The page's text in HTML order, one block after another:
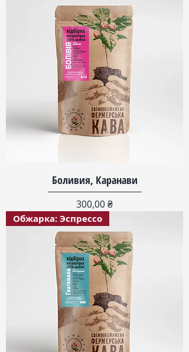
Боливия, Каранави
Цена
300,00 ₴
Обжарка: Эспрессо